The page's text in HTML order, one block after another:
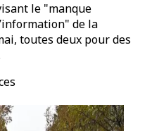
le "manque
de la
toutes deux pour des